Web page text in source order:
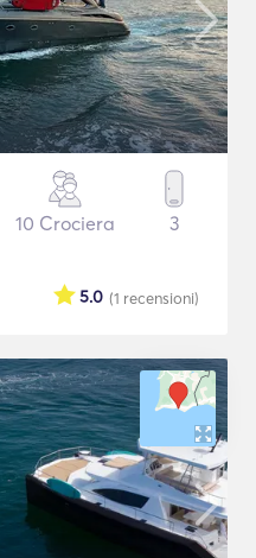
10 Crociera 3
(1 recensioni)
5.0